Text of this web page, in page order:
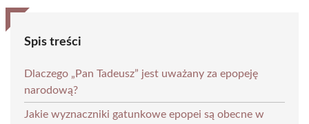
Spis treści
Dlaczego „Pan Tadeusz” jest uważany za epopeję
narodową?
Jakie wyznaczniki gatunkowe epopei są obecne w